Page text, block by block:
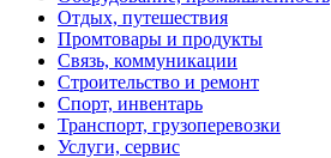
Отдых, путешествия
Промтовары и продукты
Связь, коммуникации
Строительство и ремонт
Cпорт, инвентарь
Транспорт, грузоперевозки
Услуги, сервис